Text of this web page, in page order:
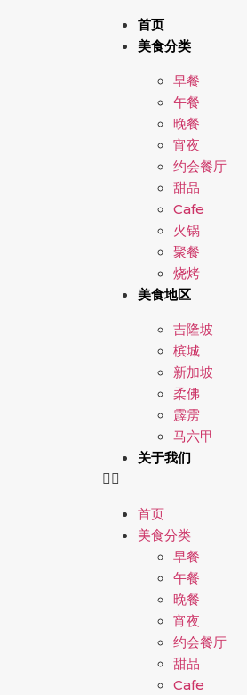
首页
美食分类
早餐
午餐
晚餐
宵夜
约会餐厅
甜品
Cafe
火锅
聚餐
烧烤
美食地区
吉隆坡
槟城
新加坡
柔佛
霹雳
马六甲
关于我们
首页
美食分类
早餐
午餐
晚餐
宵夜
约会餐厅
甜品
Cafe